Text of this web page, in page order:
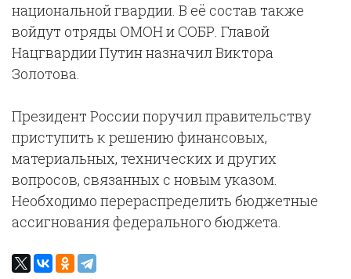
национальной гвардии. В её состав также
войдут отряды ОМОН и СОБР. Главой
Нацгвардии Путин назначил Виктора
Золотова.
Президент России поручил правительству
приступить к решению финансовых,
материальных, технических и других
вопросов, связанных с новым указом.
Необходимо перераспределить бюджетные
ассигнования федерального бюджета.